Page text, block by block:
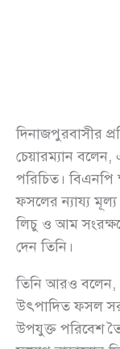
দিনাজপুরবাসীর
চেয়ারম্যান
পরিচিত।
ফসলের ন্যায্য মূল্য
লিচু ও আম
দেন তিনি।
তিনি আরও বলেন,
উৎপাদিত ফসল
উপযুক্ত পরিবেশ